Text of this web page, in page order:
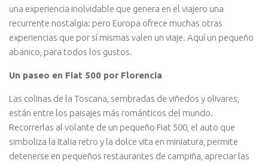
una experiencia inolvidable que genera en el viajero una
recurrente nostalgia: pero Europa ofrece muchas otras
experiencias que por sí mismas valen un viaje. Aquí un pequeño
abanico, para todos los gustos.
Un paseo en Fiat 500 por Florencia
Las colinas de la Toscana, sembradas de viñedos y olivares,
están entre los paisajes más románticos del mundo.
Recorrerlas al volante de un pequeño Fiat 500, el auto que
simboliza la Italia retro y la dolce vita en miniatura, permite
detenerse en pequeños restaurantes de campiña, apreciar las